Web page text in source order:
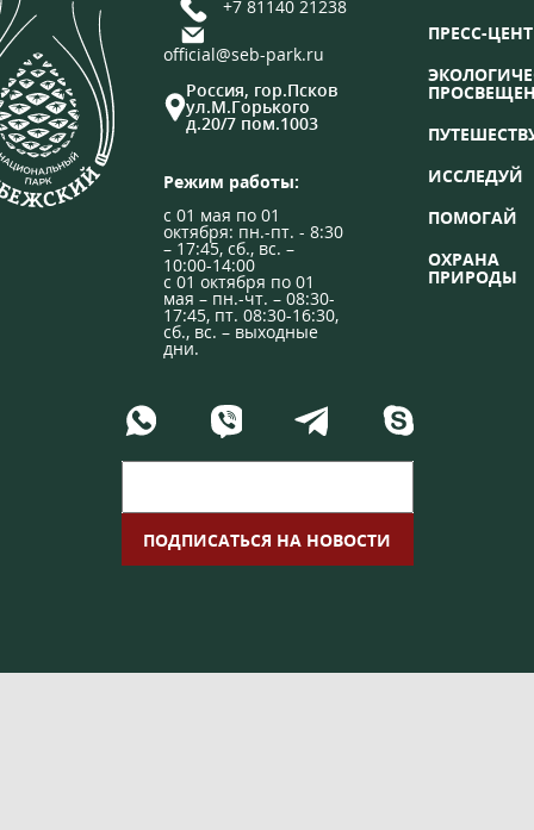
+7 81140 21238
official@seb-park.ru
Россия, гор.Псков
ул.М.Горького
д.20/7 пом.1003
Режим работы:
с 01 мая по 01
октября: пн.-пт. - 8:30
– 17:45, сб., вс. –
10:00-14:00
с 01 октября по 01
мая – пн.-чт. – 08:30-
17:45, пт. 08:30-16:30,
сб., вс. – выходные
дни.
ПРЕСС-
ИССЛЕДУЙ
ПОМОГАЙ
ОХРАНА
ПРИРОДЫ